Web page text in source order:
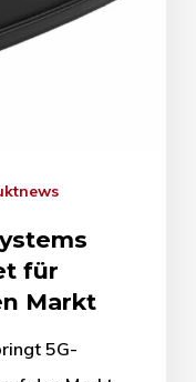
für
Markt
5G-